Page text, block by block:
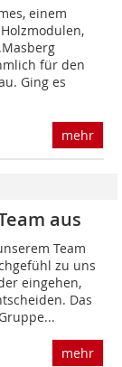
einem
für den
Ging es
mehr
aus
Team
zu uns
eingehen,
Das
mehr